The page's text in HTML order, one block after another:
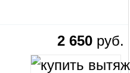
2 650 руб.